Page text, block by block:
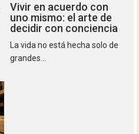
Vivir en acuerdo con
uno mismo: el arte de
decidir con conciencia
La vida no está hecha solo de
grandes...